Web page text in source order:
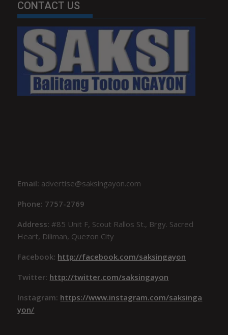
CONTACT US
Email: advertise@saksingayon.com
Phone: 7757-2769
Address:#85 Unit F, Scout Rallos St., Brgy. Sacred
Heart, Diliman, Quezon City
Facebook: http://facebook.com/saksingayon
Twitter: http://twitter.com/saksingayon
Instagram: https://www.instagram.com/saksinga
yon/